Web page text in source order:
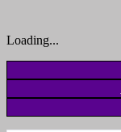
Loading...